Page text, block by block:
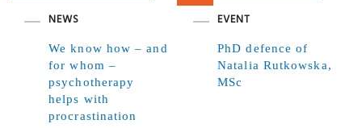
NEWS
We know how – and
for whom –
psychotherapy
helps with
procrastination
EVENT
PhD defence of
Natalia Rutkowska,
MSc